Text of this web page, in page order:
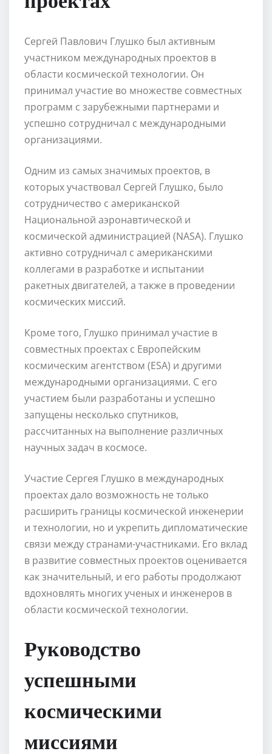
Сергей Павлович Глушко был активным
участником международных проектов в
области космической технологии. Он
принимал участие во множестве совместных
программ с зарубежными партнерами и
успешно сотрудничал с международными
организациями.
Одним из самых значимых проектов, в
которых участвовал Сергей Глушко, было
сотрудничество с американской
Национальной аэронавтической и
космической администрацией (NASA). Глушко
активно сотрудничал с американскими
коллегами в разработке и испытании
ракетных двигателей, а также в проведении
космических миссий.
Кроме того, Глушко принимал участие в
совместных проектах с Европейским
космическим агентством (ESA) и другими
международными организациями. С его
участием были разработаны и успешно
запущены несколько спутников,
рассчитанных на выполнение различных
научных задач в космосе.
Участие Сергея Глушко в международных
проектах дало возможность не только
расширить границы космической инженерии
и технологии, но и укрепить дипломатические
связи между странами-участниками. Его вклад
в развитие совместных проектов оценивается
как значительный, и его работы продолжают
вдохновлять многих ученых и инженеров в
области космической технологии.
Руководство
успешными
космическими
миссиями